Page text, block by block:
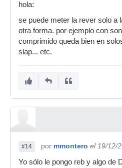
hola:
se puede meter la rever solo a
otra forma. por ejemplo con
comprimido queda bien en
slap... etc.
#14 por mmontero el 19/12/
Yo sólo le pongo reb y algo de